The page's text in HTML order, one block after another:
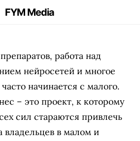
FYM Media
работа над
нейросетей и многое
начинается с малого.
– это проект, к которому
сил стараются привлечь
владельцев в малом и